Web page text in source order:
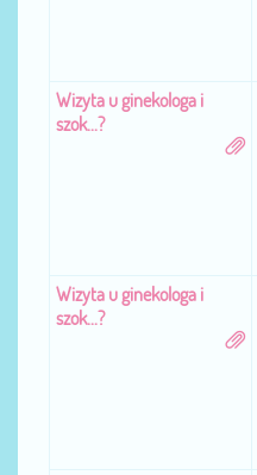
Wizyta u ginekologa i
szok...?
Wizyta u ginekologa i
szok...?